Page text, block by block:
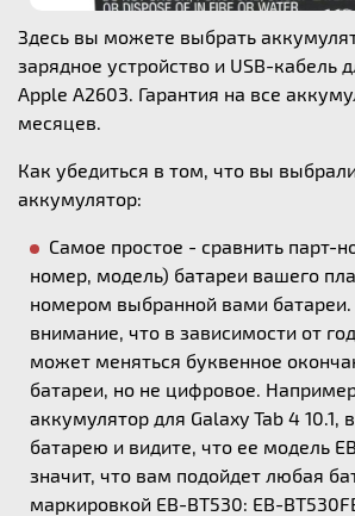
Здесь вы можете выбрать
зарядное устройство и USB-кабель
Apple A2603. Гарантия на все
месяцев.
Как убедиться в том, что вы
аккумулятор:
Самое простое - сравнить парт-
номер, модель) батареи вашего
номером выбранной вами батареи.
внимание, что в зависимости от
может меняться буквенное
батареи, но не цифровое.
аккумулятор для Galaxy Tab 4 10.1,
батарею и видите, что ее модель
значит, что вам подойдет любая
маркировкой EB-BT530: EB-